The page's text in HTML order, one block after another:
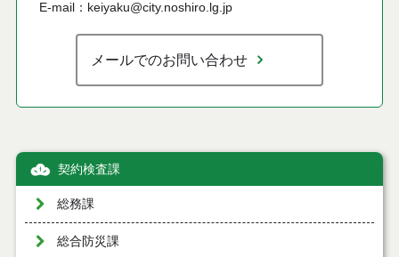
E-mail：keiyaku@city.noshiro.lg.jp
メールでのお問い合わせ
契約検査課
総務課
総合防災課